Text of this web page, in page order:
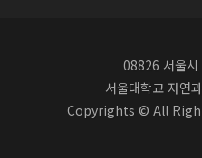
08826 서울시
서울대학교 자연
Copyrights © All